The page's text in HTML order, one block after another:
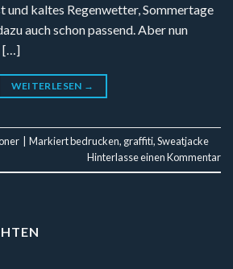
und kaltes Regenwetter, Sommertage
auch schon passend. Aber nun
[…]
WEITERLESEN →
Markiertbedrucken, graffiti,Sweatjacke
Hinterlasse einen Kommentar